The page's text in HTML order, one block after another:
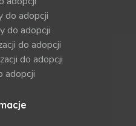
do adopcji
do adopcji
do adopcji
do adopcji
adopcji